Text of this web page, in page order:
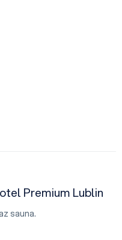
Premium Lublin
sauna.